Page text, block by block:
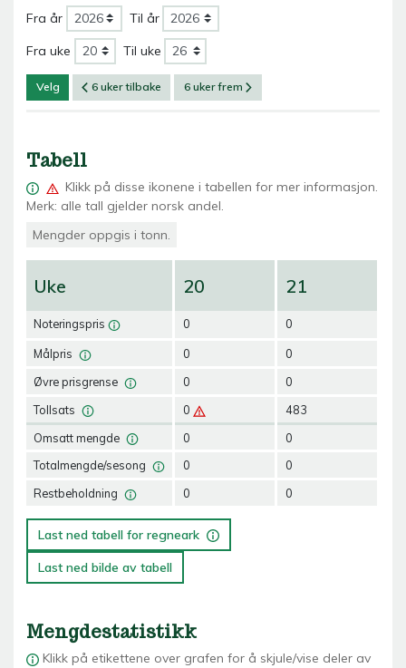
Fra år
Til år
Fra uke Til uke
Velg 6 uker tilbake 6 uker frem
Tabell
Klikk på disse ikonene i tabellen for mer informasjon.
Merk: alle tall gjelder norsk andel.
Mengder oppgis i tonn.
Uke
Noteringspris
Målpris
Øvre prisgrense
Tollsats
Omsatt mengde
Totalmengde/sesong
Restbeholdning
20
0
0
0
0
0
0
0
21
0
0
0
483
0
0
0
Last ned tabell for regneark
Last ned bilde av tabell
Mengdestatistikk
Klikk på etikettene over grafen for å skjule/vise deler av